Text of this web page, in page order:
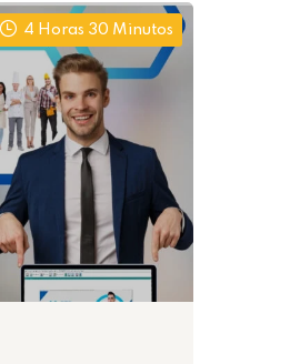
4 Horas 30 Minutos